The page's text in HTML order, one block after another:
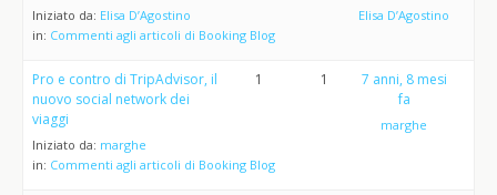
Iniziato da: Elisa D’Agostino
in: Commenti agli articoli di Booking Blog
Elisa D’Agostino
Pro e contro di TripAdvisor, il
nuovo social network dei
viaggi
Iniziato da: marghe
in: Commenti agli articoli di Booking Blog
1 1
7 anni, 8 mesi
fa
marghe